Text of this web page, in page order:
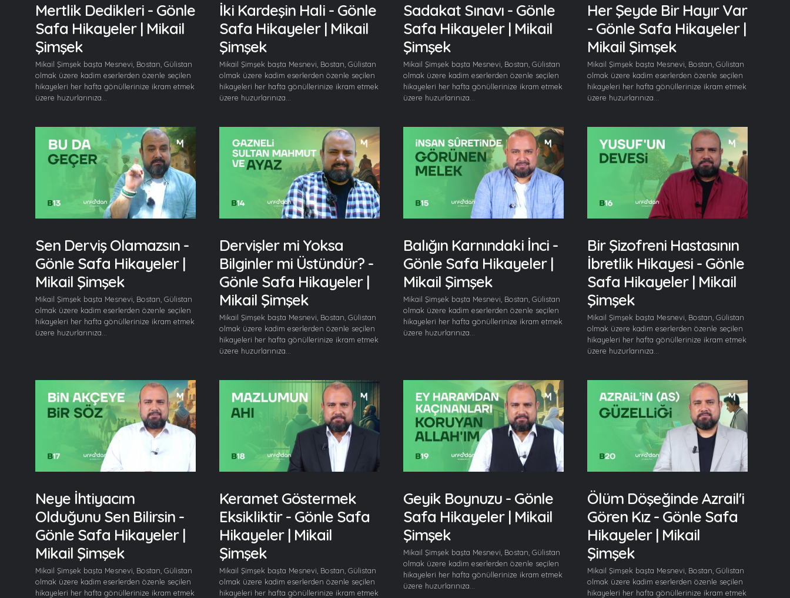
Mertlik Dedikleri - Gönle
Safa Hikayeler | Mikail
Şimşek
Mikail Şimşek başta Mesnevi, Bostan, Gülistan
olmak üzere kadim eserlerden özenle seçilen
hikayeleri her hafta gönüllerinize ikram etmek
üzere huzurlarınıza...
İki Kardeşin Hali - Gönle
Safa Hikayeler | Mikail
Şimşek
Mikail Şimşek başta Mesnevi, Bostan, Gülistan
olmak üzere kadim eserlerden özenle seçilen
hikayeleri her hafta gönüllerinize ikram etmek
üzere huzurlarınıza...
Sadakat Sınavı - Gönle
Safa Hikayeler | Mikail
Şimşek
Mikail Şimşek başta Mesnevi, Bostan, Gülistan
olmak üzere kadim eserlerden özenle seçilen
hikayeleri her hafta gönüllerinize ikram etmek
üzere huzurlarınıza...
Her Şeyde Bir Hayır Var
- Gönle Safa Hikayeler |
Mikail Şimşek
Mikail Şimşek başta Mesnevi, Bostan, Gülistan
olmak üzere kadim eserlerden özenle seçilen
hikayeleri her hafta gönüllerinize ikram etmek
üzere huzurlarınıza...
Sen Derviş Olamazsın -
Gönle Safa Hikayeler |
Mikail Şimşek
Mikail Şimşek başta Mesnevi, Bostan, Gülistan
olmak üzere kadim eserlerden özenle seçilen
hikayeleri her hafta gönüllerinize ikram etmek
üzere huzurlarınıza...
Dervişler mi Yoksa
Bilginler mi Üstündür? -
Gönle Safa Hikayeler |
Mikail Şimşek
Mikail Şimşek başta Mesnevi, Bostan, Gülistan
olmak üzere kadim eserlerden özenle seçilen
hikayeleri her hafta gönüllerinize ikram etmek
üzere huzurlarınıza...
Balığın Karnındaki İnci -
Gönle Safa Hikayeler |
Mikail Şimşek
Mikail Şimşek başta Mesnevi, Bostan, Gülistan
olmak üzere kadim eserlerden özenle seçilen
hikayeleri her hafta gönüllerinize ikram etmek
üzere huzurlarınıza...
Bir Şizofreni Hastasının
İbretlik Hikayesi - Gönle
Safa Hikayeler | Mikail
Şimşek
Mikail Şimşek başta Mesnevi, Bostan, Gülistan
olmak üzere kadim eserlerden özenle seçilen
hikayeleri her hafta gönüllerinize ikram etmek
üzere huzurlarınıza...
Neye İhtiyacım
Olduğunu Sen Bilirsin -
Gönle Safa Hikayeler |
Mikail Şimşek
Mikail Şimşek başta Mesnevi, Bostan, Gülistan
olmak üzere kadim eserlerden özenle seçilen
hikayeleri her hafta gönüllerinize ikram etmek
Keramet Göstermek
Eksikliktir - Gönle Safa
Hikayeler | Mikail
Şimşek
Mikail Şimşek başta Mesnevi, Bostan, Gülistan
olmak üzere kadim eserlerden özenle seçilen
hikayeleri her hafta gönüllerinize ikram etmek
Geyik Boynuzu - Gönle
Safa Hikayeler | Mikail
Şimşek
Mikail Şimşek başta Mesnevi, Bostan, Gülistan
olmak üzere kadim eserlerden özenle seçilen
hikayeleri her hafta gönüllerinize ikram etmek
üzere huzurlarınıza...
Ölüm Döşeğinde Azrail'i
Gören Kız - Gönle Safa
Hikayeler | Mikail
Şimşek
Mikail Şimşek başta Mesnevi, Bostan, Gülistan
olmak üzere kadim eserlerden özenle seçilen
hikayeleri her hafta gönüllerinize ikram etmek